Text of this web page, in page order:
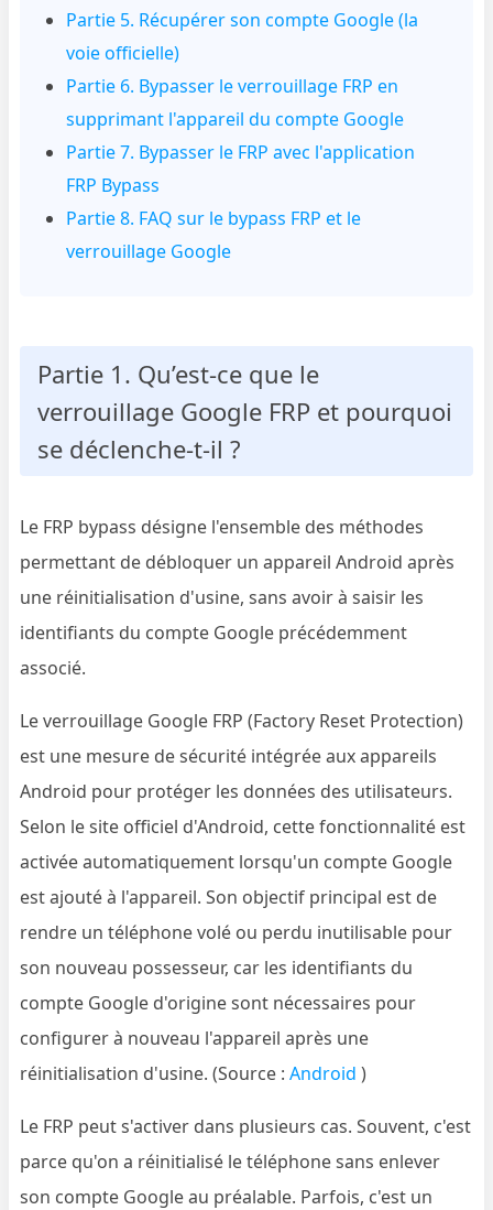
Partie 5. Récupérer son compte Google (la
voie officielle)
Partie 6. Bypasser le verrouillage FRP en
supprimant l'appareil du compte Google
Partie 7. Bypasser le FRP avec l'application
FRP Bypass
Partie 8. FAQ sur le bypass FRP et le
verrouillage Google
Partie 1. Qu’est-ce que le
verrouillage Google FRP et pourquoi
se déclenche-t-il ?
Le FRP bypass désigne l'ensemble des méthodes
permettant de débloquer un appareil Android après
une réinitialisation d'usine, sans avoir à saisir les
identifiants du compte Google précédemment
associé.
Le verrouillage Google FRP (Factory Reset Protection)
est une mesure de sécurité intégrée aux appareils
Android pour protéger les données des utilisateurs.
Selon le site officiel d'Android, cette fonctionnalité est
activée automatiquement lorsqu'un compte Google
est ajouté à l'appareil. Son objectif principal est de
rendre un téléphone volé ou perdu inutilisable pour
son nouveau possesseur, car les identifiants du
compte Google d'origine sont nécessaires pour
configurer à nouveau l'appareil après une
réinitialisation d'usine. (Source :Android )
Le FRP peut s'activer dans plusieurs cas. Souvent, c'est
parce qu'on a réinitialisé le téléphone sans enlever
son compte Google au préalable. Parfois, c'est un